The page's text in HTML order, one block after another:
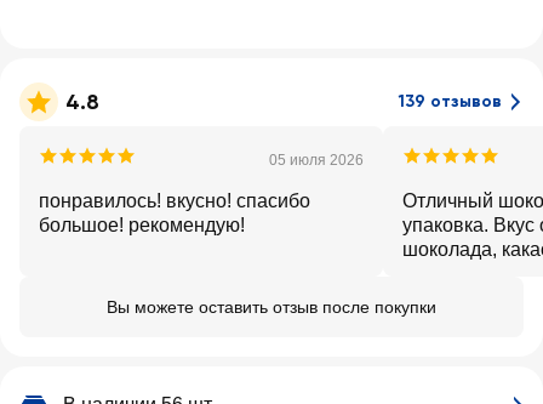
4.8 139 отзывов
05 июля 2026
понравилось! вкусно! спасибо
большое! рекомендую!
Отличный
упаковка. Вкус
шоколада,
настоящего
шоколада
Вы можете оставить отзыв после покупки